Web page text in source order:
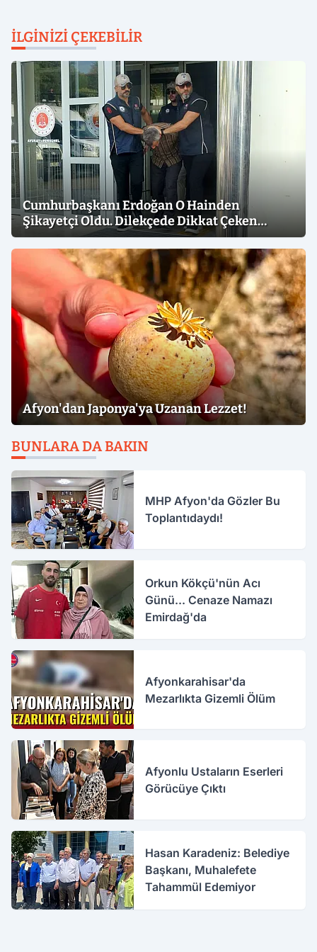
İLGINIZI ÇEKEBILIR
Cumhurbaşkanı Erdoğan O Hainden
Şikayetçi Oldu. Dilekçede Dikkat Çeken
İfadeler
Afyon'dan Japonya'ya Uzanan Lezzet!
BUNLARA DA BAKIN
MHP Afyon'da Gözler Bu
Toplantıdaydı!
Orkun Kökçü'nün Acı
Günü... Cenaze Namazı
Emirdağ'da
Afyonkarahisar'da
Mezarlıkta Gizemli Ölüm
Afyonlu Ustaların Eserleri
Görücüye Çıktı
Hasan Karadeniz: Belediye
Başkanı, Muhalefete
Tahammül Edemiyor